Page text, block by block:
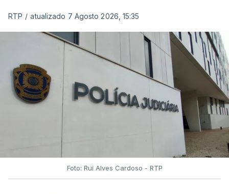
RTP / atualizado 7 Agosto 2026, 15:35
Foto: Rui Alves Cardoso - RTP